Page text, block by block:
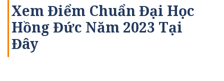
Xem Điểm Chuẩn Đại Học
Hồng Đức Năm 2023 Tại
Đây